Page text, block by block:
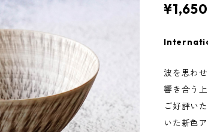
¥1,650
波を思わ
響き合う
ご好評い
いた新色